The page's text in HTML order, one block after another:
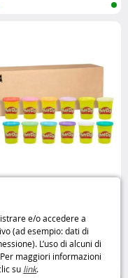
e/o accedere a
(ad esempio: dati di
L’uso di alcuni di
maggiori informazioni
su link.
Colori d’Estate 12
Play-Doh
creativi